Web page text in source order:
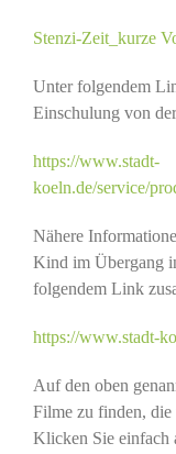
Stenzi-Zeit_kurze
Unter folgendem
Einschulung von
https://www.stadt-
koeln.de/service/
Nähere
Kind im Übergang
folgendem Link
https://www.stadt-
Auf den oben
Filme zu finden,
Klicken Sie einfach